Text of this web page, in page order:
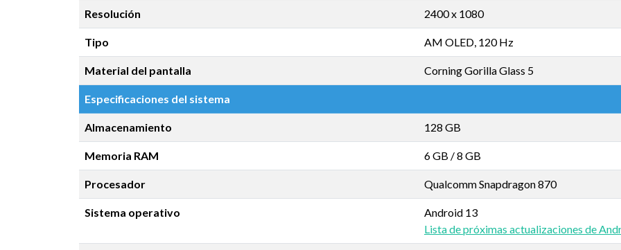
Resolución 2400 x 1080
Tipo AM OLED, 120 Hz
Material del pantalla Corning Gorilla Glass 5
Especificaciones del sistema
Almacenamiento 128 GB
Memoria RAM 6 GB /8 GB
Procesador Qualcomm Snapdragon 870
Sistema operativo
Android 13
Lista de próximas actualizaciones de